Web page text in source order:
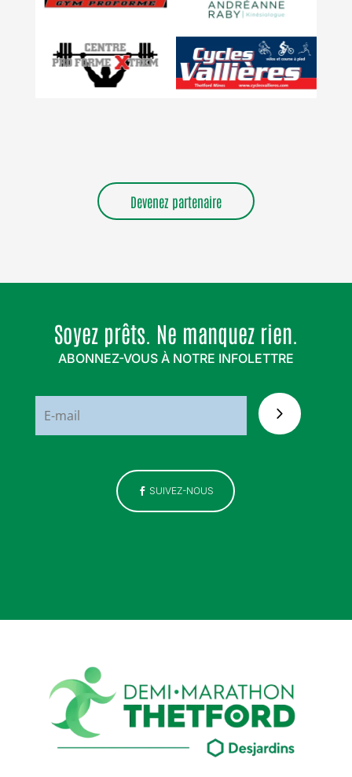
Devenez partenaire
Soyez prêts. Ne manquez rien.
ABONNEZ-VOUS À NOTRE INFOLETTRE
SUIVEZ-NOUS